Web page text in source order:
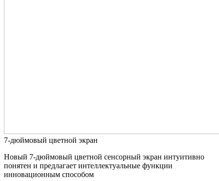
7-дюймовый цветной экран
Новый 7-дюймовый цветной сенсорный экран интуитивно
понятен и предлагает интеллектуальные функции
инновационным способом